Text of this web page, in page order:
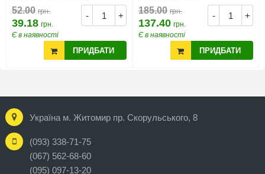
- +
52.00 грн.
39.18 грн.
Є в наявності
ПРИДБАТИ
- +
185.00 грн.
137.40 грн.
Є в наявності
ПРИДБАТИ
Україна м. Житомир пр. Скорульського, 8
(093) 338-71-75
(067) 562-68-60
(095) 097-13-20